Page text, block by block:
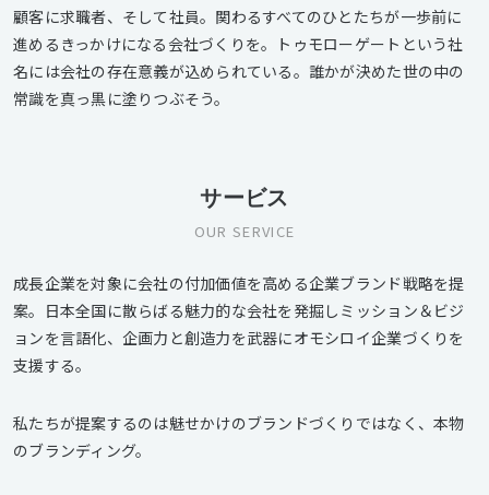
顧客に求職者、そして社員。関わるすべてのひとたちが一歩前に
進めるきっかけになる会社づくりを。トゥモローゲートという社
名には会社の存在意義が込められている。誰かが決めた世の中の
常識を真っ黒に塗りつぶそう。
サービス
OUR SERVICE
成長企業を対象に会社の付加価値を高める企業ブランド戦略を提
案。日本全国に散らばる魅力的な会社を発掘しミッション＆ビジ
ョンを言語化、企画力と創造力を武器にオモシロイ企業づくりを
支援する。
私たちが提案するのは魅せかけのブランドづくりではなく、本物
のブランディング。